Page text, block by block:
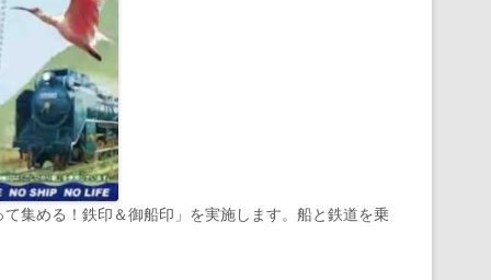
集める！鉄印＆御船印」を実施します。船と鉄道を乗